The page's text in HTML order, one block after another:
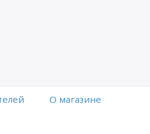
O магазине